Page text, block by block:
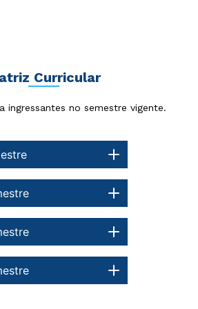
Curricular
ingressantes no semestre vigente.
dados sejam utilizados para o